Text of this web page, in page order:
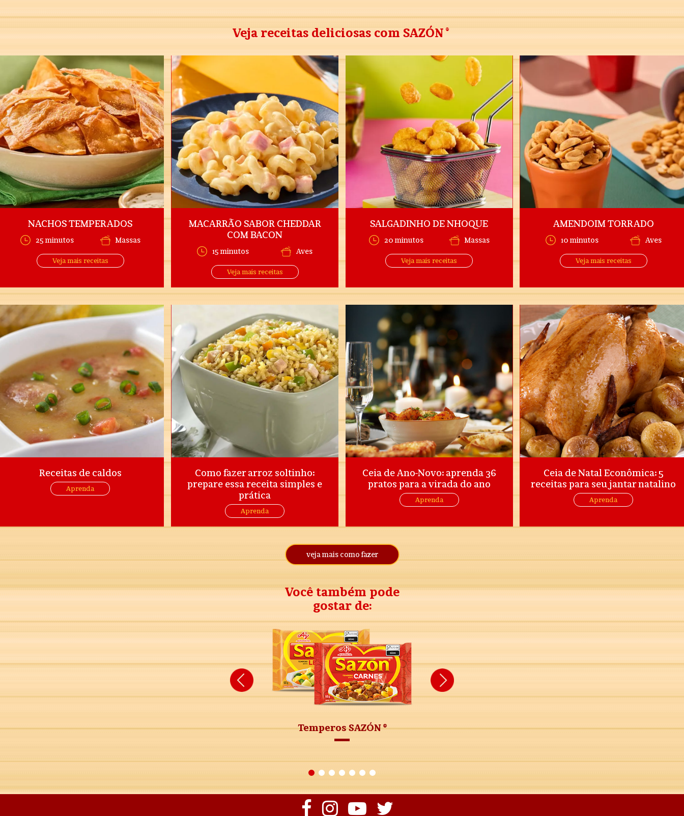
Veja receitas deliciosas com SAZÓN ®
NACHOS TEMPERADOS
25 minutos Massas
Veja mais receitas
MACARRÃO SABOR CHEDDAR
COM BACON
15 minutos Aves
Veja mais receitas
SALGADINHO DE NHOQUE
20 minutos Massas
Veja mais receitas
AMENDOIM TORRADO
10 minutos Aves
Veja mais receitas
Receitas de caldos
Aprenda
Como fazer arroz soltinho:
prepare essa receita simples e
prática
Aprenda
Ceia de Ano-Novo: aprenda 36
pratos para a virada do ano
Aprenda
Ceia de Natal Econômica: 5
receitas para seu jantar natalino
Aprenda
veja mais como fazer
Você também pode
gostar de:
SAZÓN ® Tempera&Prepara Temperos SAZÓN ® Lançamentos SAZÓN ®